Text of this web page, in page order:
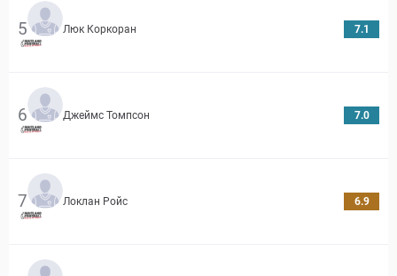
5 Люк Коркоран 7.1
6 Джеймс Томпсон 7.0
7 Локлан Ройс 6.9